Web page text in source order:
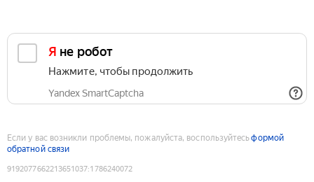
Я не робот
Нажмите, чтобы продолжить
Yandex SmartCaptcha
Если у вас возникли проблемы, пожалуйста, воспользуйтесьформой
обратной связи
9192077662213651037:1786240072